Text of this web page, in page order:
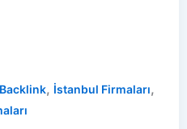
, İstanbul Firmaları,